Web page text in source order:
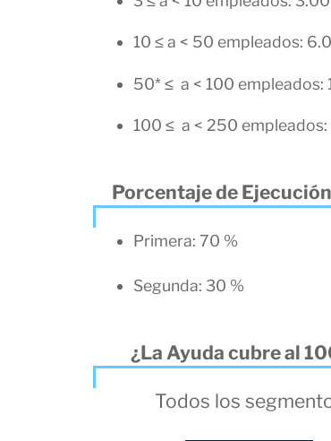
10 ≤ a < 50 empleados:
50* ≤ a < 100 empleados:
100 ≤ a < 250
Porcentaje de
Primera: 70 %
Segunda: 30 %
¿La Ayuda cubre al
Todos los